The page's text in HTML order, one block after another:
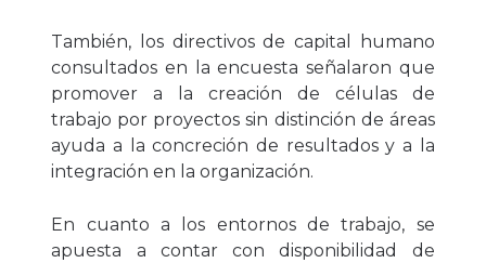
También, los directivos de capital humano
consultados en la encuesta señalaron que
promover a la creación de células de
trabajo por proyectos sin distinción de áreas
ayuda a la concreción de resultados y a la
integración en la organización.
En cuanto a los entornos de trabajo, se
apuesta a contar con disponibilidad de